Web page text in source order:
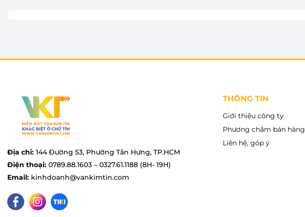
Địa chỉ: 144 Đường 53, Phường Tân Hưng, TP.HCM
Điện thoại: 0789.88.1603 – 0327.61.1188 (8H- 19H)
Email: kinhdoanh@vankimtin.com
THÔNG TIN
Giới thiệu công ty
Phương châm bán hàng
Liên hệ, góp ý